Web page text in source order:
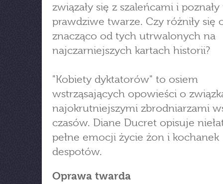
związały się z szaleńcami i
prawdziwe twarze. Czy różniły się
znacząco od tych utrwalonych na
najczarniejszych kartach historii?
"Kobiety dyktatorów" to osiem
wstrząsających opowieści o
najokrutniejszymi zbrodniarzami
czasów. Diane Ducret opisuje
pełne emocji życie żon i kochanek
despotów.
Oprawa twarda